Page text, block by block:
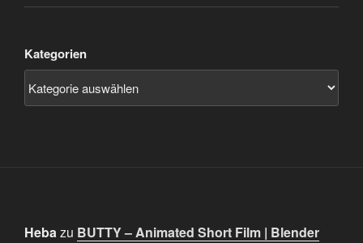
Kategorien
Hebazu BUTTY – Animated Short Film | Blender